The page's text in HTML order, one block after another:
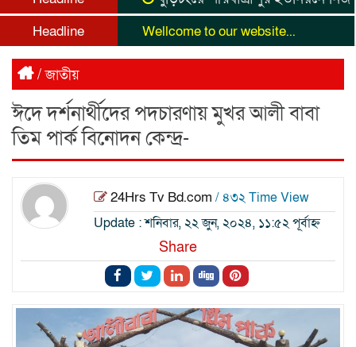
Headline Wellcome to our website...
/জাতীয়
ঈদে দর্শনার্থীদের পদচারণায় মুখর আলী বাবা
তিম পার্ক বিনোদন কেন্দ্র-
24Hrs Tv Bd.com / ৪৩২ Time View
Update : শনিবার, ২২ জুন, ২০২৪, ১১:৫২ পূর্বাহ্ন
Share